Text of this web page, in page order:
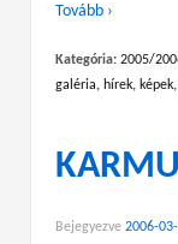
Tovább ›
Kategória: 2005/
galéria, hírek, képek,
Bejegyezve 2006-